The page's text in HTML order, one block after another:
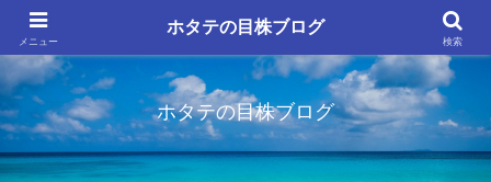
ホタテの目株ブログ
メニュー
ホタテの目株ブログ
検索